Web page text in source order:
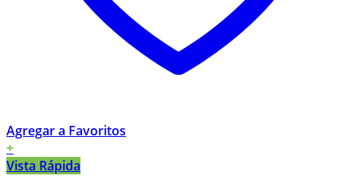
Agregar a Favoritos
+
Vista Rápida